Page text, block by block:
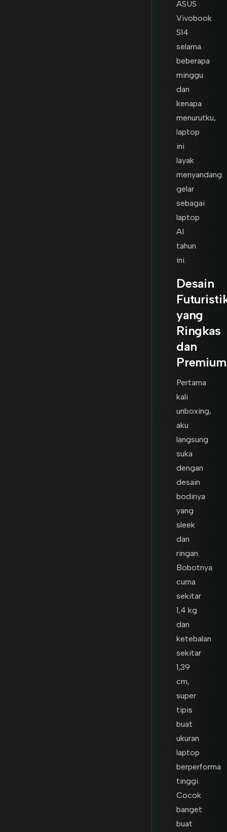
ASUS
Vivobook
S14
selama
beberapa
minggu
dan
kenapa
menurutku,
laptop
ini
layak
menyandang
gelar
sebagai
laptop
AI
tahun
ini.
Desain
yang
Ringkas
dan
Premium
Pertama
kali
unboxing,
aku
langsung
suka
dengan
desain
bodinya
yang
sleek
dan
ringan.
Bobotnya
cuma
sekitar
1,4 kg
dan
ketebalan
sekitar
1,39
cm,
super
tipis
buat
ukuran
laptop
berperforma
tinggi.
Cocok
banget
buat